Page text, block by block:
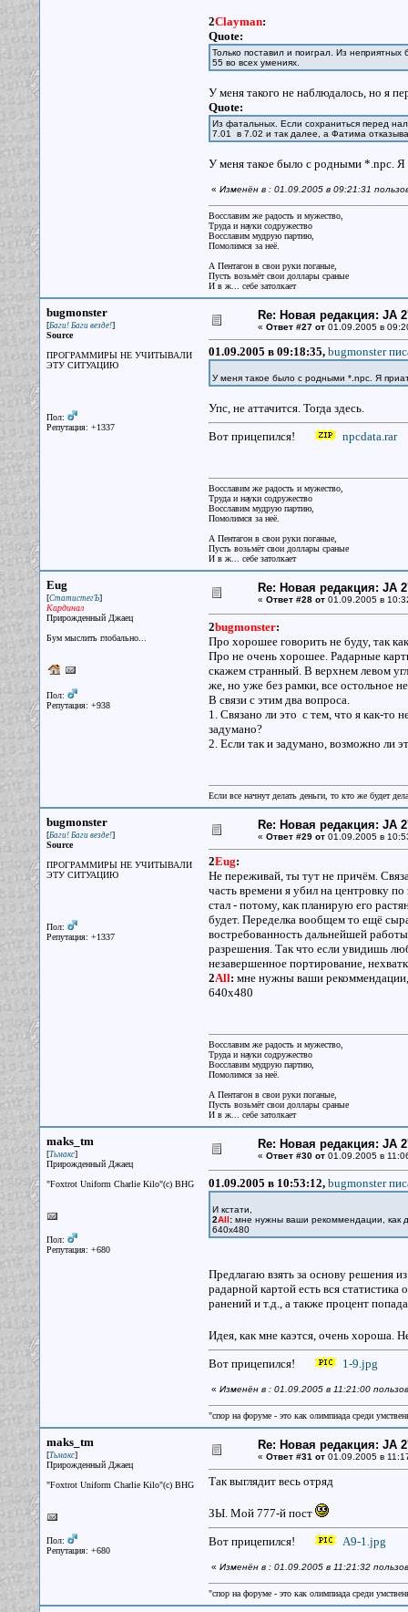
2Clayman:
Quote:
Только поставил и поиграл. Из
55 во всех умениях.
У меня такого не наблюдалось, но я
Quote:
Из фатальных. Если сохраниться перед
7.01 в 7.02 и так далее, а Фатима
У меня такое было с родными *.npc. Я
« Изменён в : 01.09.2005 в 09:21:31
Восславим же радость и мужество,
Труда и науки содружество
Восславим мудрую партию,
Помолимся за неё.
А Пентагон в свои руки поганые,
Пусть возьмёт свои доллары сраные
И в ж... себе затолкает
bugmonster
[Баги! Баги везде!]
Source
ПРОГРАММИРЫ НЕ УЧИТЫВАЛИ
ЭТУ СИТУАЦИЮ
Пол:
Репутация: +1337
Re: Новая редакция: JA
« Ответ #27 от01.09.2005 в
01.09.2005 в 09:18:35, bugmonster
У меня такое было с родными *.npc. Я
Упс, не аттачится. Тогда здесь.
Вот прицепился! npcdata.rar
Восславим же радость и мужество,
Труда и науки содружество
Восславим мудрую партию,
Помолимся за неё.
А Пентагон в свои руки поганые,
Пусть возьмёт свои доллары сраные
И в ж... себе затолкает
Eug
[СтатистегЪ]
Кардинал
Прирожденный Джаец
Бум мыслить глобально...
Пол:
Репутация: +938
Re: Новая редакция: JA
« Ответ #28 от01.09.2005 в
2bugmonster:
Про хорошее говорить не буду, так
Про не очень хорошее. Радарные
скажем странный. В верхнем левом
же, но уже без рамки, все остольное
В связи с этим два вопроса.
1. Связано ли это с тем, что я как-то
задумано?
2. Если так и задумано, возможно ли
Если все начнут делать деньги, то кто же будет
bugmonster
[Баги! Баги везде!]
Source
ПРОГРАММИРЫ НЕ УЧИТЫВАЛИ
ЭТУ СИТУАЦИЮ
Пол:
Репутация: +1337
Re: Новая редакция: JA
« Ответ #29 от01.09.2005 в
2Eug:
Не переживай, ты тут не причём.
часть времени я убил на центровку
стал - потому, как планирую его
будет. Переделка вообщем то ещё
востребованность дальнейшей
разрешения. Так что если увидишь
незавершенное портирование,
2All: мне нужны ваши
640х480
Восславим же радость и мужество,
Труда и науки содружество
Восславим мудрую партию,
Помолимся за неё.
А Пентагон в свои руки поганые,
Пусть возьмёт свои доллары сраные
И в ж... себе затолкает
maks_tm
[Тьмакс]
Прирожденный Джаец
"Foxtrot Uniform Charlie Kilo"(с) BHG
Пол:
Репутация: +680
Re: Новая редакция: JA
« Ответ #30 от01.09.2005 в
01.09.2005 в 10:53:12, bugmonster
И кстати,
2All:мне нужны ваши рекоммендации, как
640х480
Предлагаю взять за основу решения
радарной картой есть вся
ранений и т.д., а также процент
Идея, как мне каэтся, очень хороша.
Вот прицепился! 1-9.jpg
« Изменён в : 01.09.2005 в 11:21:00
"спор на форуме - это как олимпиада среди
maks_tm
[Тьмакс]
Прирожденный Джаец
"Foxtrot Uniform Charlie Kilo"(с) BHG
Пол:
Репутация: +680
Re: Новая редакция: JA
« Ответ #31 от01.09.2005 в
Так выглядит весь отряд
ЗЫ. Мой 777-й пост
Вот прицепился! A9-1.jpg
« Изменён в : 01.09.2005 в 11:21:32
"спор на форуме - это как олимпиада среди